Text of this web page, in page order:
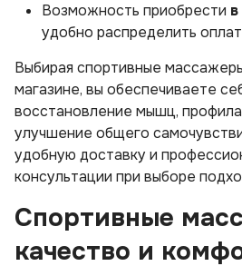
Возможность приобрести
удобно распределить
Выбирая спортивные
магазине, вы обеспечиваете
восстановление мышц,
улучшение общего
удобную доставку и
консультации при выборе
Спортивные
качество и